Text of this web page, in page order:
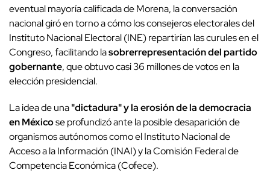
eventual mayoría calificada de Morena, la conversación
nacional giró en torno a cómo los consejeros electorales del
Instituto Nacional Electoral (INE) repartirían las curules en el
Congreso, facilitando lasobrerrepresentación del partido
gobernante, que obtuvo casi 36 millones de votos en la
elección presidencial.
La idea de una"dictadura" y la erosión de la democracia
en Méxicose profundizó ante la posible desaparición de
organismos autónomos como el Instituto Nacional de
Acceso a la Información (INAI) y la Comisión Federal de
Competencia Económica (Cofece).